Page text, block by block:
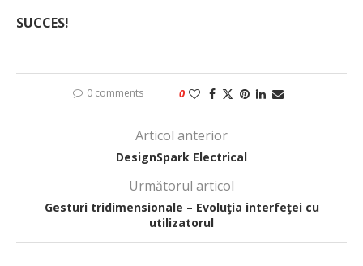
SUCCES!
0 comments 0
Articol anterior
DesignSpark Electrical
Următorul articol
Gesturi tridimensionale – Evoluţia interfeţei cu
utilizatorul